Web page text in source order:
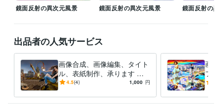
鏡面反射の異次元風景 鏡面反射の異次元風景 鏡面反射の異
出品者の人気サービス
画像合成、画像編集、タイト
ル、表紙制作、承ります シ
ュールで異次元な世界の空間
4.5(4) 1,000 円
画像
フト
で、